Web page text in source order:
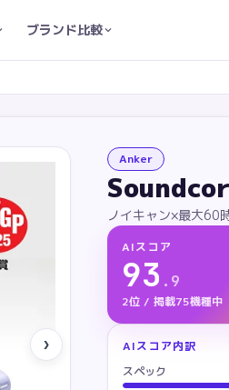
ブランド比較
›
Anker
ノイキャン×最大60
AIスコア
93 . 9
2位 / 掲載75機種中
AIスコア内訳
スペック